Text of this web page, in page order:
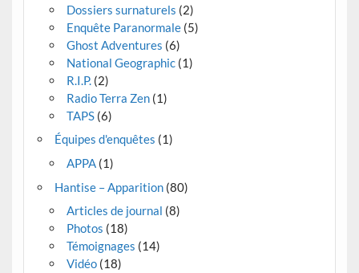
Dossiers surnaturels (2)
Enquête Paranormale(5)
Ghost Adventures (6)
National Geographic(1)
R.I.P.(2)
Radio Terra Zen(1)
TAPS(6)
Équipes d'enquêtes (1)
APPA(1)
Hantise – Apparition(80)
Articles de journal (8)
Photos (18)
Témoignages (14)
Vidéo(18)